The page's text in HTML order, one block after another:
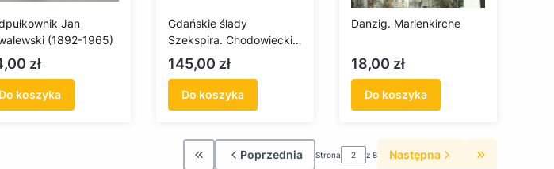
Jan
(1892-1965)
zł
Do koszyka
Gdańskie ślady
Szekspira. Chodowiecki
& Limon
Cena
145,00 zł
Do koszyka
Danzig. Marienkirche
Cena
18,00 zł
Do koszyka
Wróć do pierwszej strony z produktami
Poprzednia Strona z 8 Następna Przejdź do